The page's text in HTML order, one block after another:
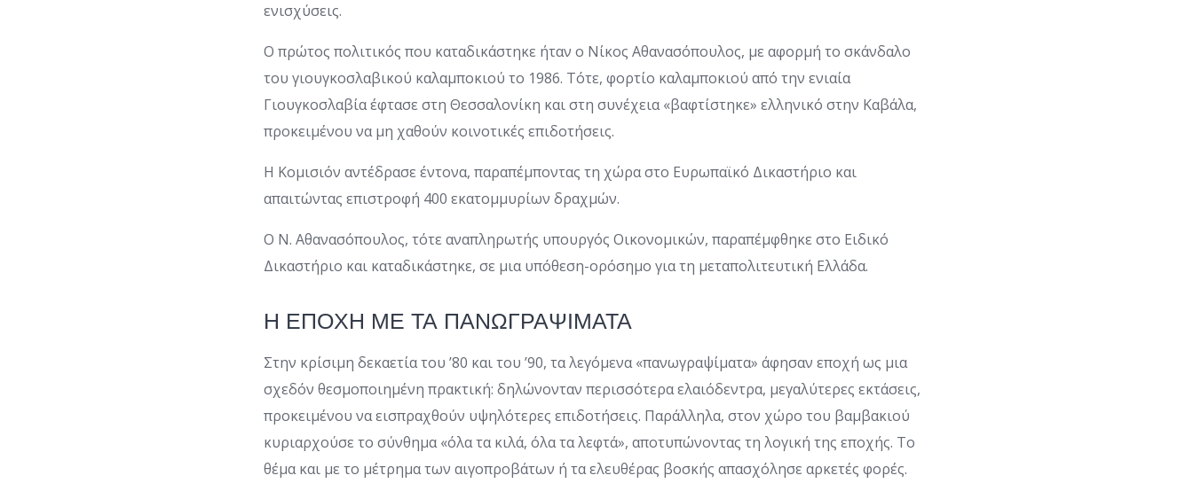
ενισχύσεις.
Ο πρώτος πολιτικός που καταδικάστηκε ήταν ο Νίκος Αθανασόπουλος, με αφορμή το σκάνδαλο
του γιουγκοσλαβικού καλαμποκιού το 1986. Τότε, φορτίο καλαμποκιού από την ενιαία
Γιουγκοσλαβία έφτασε στη Θεσσαλονίκη και στη συνέχεια «βαφτίστηκε» ελληνικό στην Καβάλα,
προκειμένου να μη χαθούν κοινοτικές επιδοτήσεις.
Η Κομισιόν αντέδρασε έντονα, παραπέμποντας τη χώρα στο Ευρωπαϊκό Δικαστήριο και
απαιτώντας επιστροφή 400 εκατομμυρίων δραχμών.
Ο Ν. Αθανασόπουλος, τότε αναπληρωτής υπουργός Οικονομικών, παραπέμφθηκε στο Ειδικό
Δικαστήριο και καταδικάστηκε, σε μια υπόθεση-ορόσημο για τη μεταπολιτευτική Ελλάδα.
Η ΕΠΟΧΗ ΜΕ ΤΑ ΠΑΝΩΓΡΑΨΙΜΑΤΑ
Στην κρίσιμη δεκαετία του ’80 και του ’90, τα λεγόμενα «πανωγραψίματα» άφησαν εποχή ως μια
σχεδόν θεσμοποιημένη πρακτική: δηλώνονταν περισσότερα ελαιόδεντρα, μεγαλύτερες εκτάσεις,
προκειμένου να εισπραχθούν υψηλότερες επιδοτήσεις. Παράλληλα, στον χώρο του βαμβακιού
κυριαρχούσε το σύνθημα «όλα τα κιλά, όλα τα λεφτά», αποτυπώνοντας τη λογική της εποχής. Το
θέμα και με το μέτρημα των αιγοπροβάτων ή τα ελευθέρας βοσκής απασχόλησε αρκετές φορές.